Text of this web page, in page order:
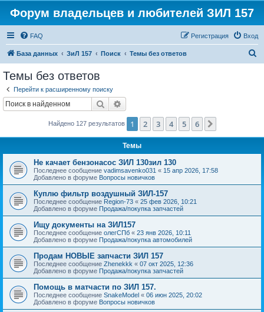
Форум владельцев и любителей ЗИЛ 157
FAQ Вход
Регистрация
База данных ЗиЛ 157 Поиск Темы без ответов
Темы без ответов
Перейти к расширенному поиску
Поиск
Найдено 127 результатов 1 2 3 4 5 6
Темы
Не качает бензонасос ЗИЛ 130зил 130
Последнее сообщение vadimsavenko031 « 15 апр 2026, 17:58
Добавлено в форуме Вопросы новичков
Куплю фильтр воздушный ЗИЛ-157
Последнее сообщение Region-73 « 25 фев 2026, 10:21
Добавлено в форуме Продажа/покупка запчастей
Ищу документы на ЗИЛ157
Последнее сообщение олегСПб « 23 янв 2026, 10:11
Добавлено в форуме Продажа/покупка автомобилей
Продам НОВЫЕ запчасти ЗИЛ 157
Последнее сообщение Zhenekkk « 07 окт 2025, 12:36
Добавлено в форуме Продажа/покупка запчастей
Помощь в матчасти по ЗИЛ 157.
Последнее сообщение SnakeModel « 06 июн 2025, 20:02
Добавлено в форуме Вопросы новичков